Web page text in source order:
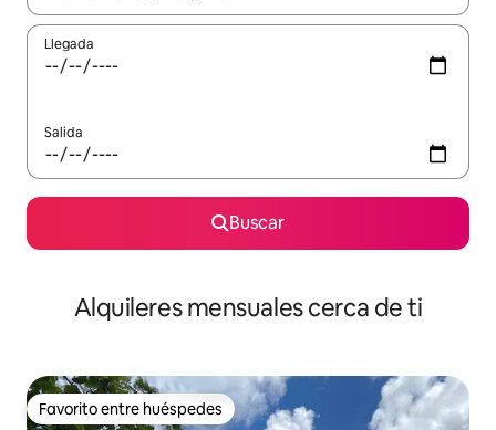
Llegada
Salida
Buscar
Alquileres mensuales cerca de ti
Favorito entre huéspedes
Favorito entre huéspedes